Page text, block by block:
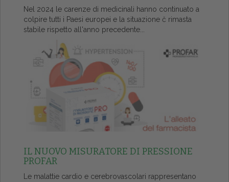
Nel 2024 le carenze di medicinali hanno continuato a
colpire tutti i Paesi europei e la situazione č rimasta
stabile rispetto all'anno precedente...
IL NUOVO MISURATORE DI PRESSIONE
PROFAR
Le malattie cardio e cerebrovascolari rappresentano